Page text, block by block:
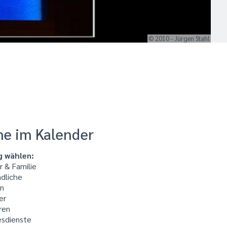
© 2010 - Jürgen Stahl
im Kalender
wählen:
& Familie